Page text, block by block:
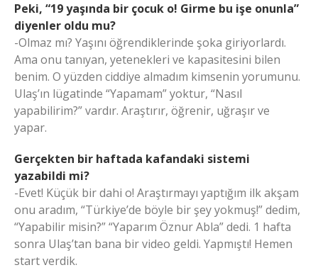
Peki, “19 yaşında bir çocuk o! Girme bu işe onunla”
diyenler oldu mu?
-Olmaz mı? Yaşını öğrendiklerinde şoka giriyorlardı.
Ama onu tanıyan, yetenekleri ve kapasitesini bilen
benim. O yüzden ciddiye almadım kimsenin yorumunu.
Ulaş’ın lügatinde “Yapamam” yoktur, “Nasıl
yapabilirim?” vardır. Araştırır, öğrenir, uğraşır ve
yapar.
Gerçekten bir haftada kafandaki sistemi
yazabildi mi?
-Evet! Küçük bir dahi o! Araştırmayı yaptığım ilk akşam
onu aradım, “Türkiye’de böyle bir şey yokmuş!” dedim,
“Yapabilir misin?” “Yaparım Öznur Abla” dedi. 1 hafta
sonra Ulaş’tan bana bir video geldi. Yapmıştı! Hemen
start verdik.